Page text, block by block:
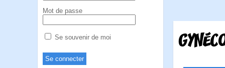
Mot de passe
Se souvenir de moi